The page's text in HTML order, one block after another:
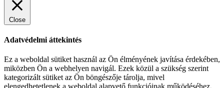
Close
Adatvédelmi áttekintés
Ez a weboldal sütiket használ az Ön élményének javítása érdekében,
miközben Ön a webhelyen navigál. Ezek közül a szükség szerint
kategorizált sütiket az Ön böngészője tárolja, mivel